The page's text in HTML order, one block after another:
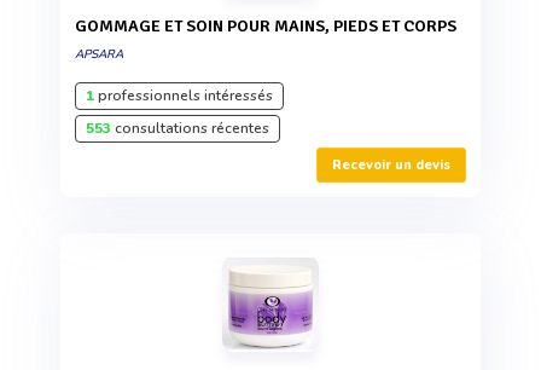
GOMMAGE ET SOIN POUR MAINS, PIEDS ET CORPS
APSARA
1professionnels intéressés
553 consultations récentes
Recevoir un devis